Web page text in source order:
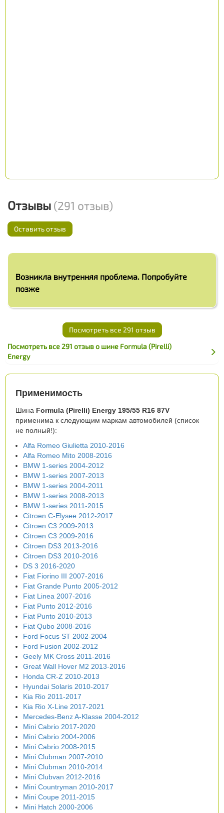
Отзывы (291 отзыв)
Оставить отзыв
Возникла внутренняя проблема. Попробуйте
позже
Посмотреть все 291 отзыв
Посмотреть все 291 отзыв о шине Formula (Pirelli)
Energy
Применимость
Шина Formula (Pirelli) Energy 195/55 R16 87V
применима к следующим маркам автомобилей (список
не полный!):
Alfa Romeo Giulietta 2010-2016
Alfa Romeo Mito 2008-2016
BMW 1-series 2004-2012
BMW 1-series 2007-2013
BMW 1-series 2004-2011
BMW 1-series 2008-2013
BMW 1-series 2011-2015
Citroen C-Elysee 2012-2017
Citroen C3 2009-2013
Citroen C3 2009-2016
Citroen DS3 2013-2016
Citroen DS3 2010-2016
DS 3 2016-2020
Fiat Fiorino III 2007-2016
Fiat Grande Punto 2005-2012
Fiat Linea 2007-2016
Fiat Punto 2012-2016
Fiat Punto 2010-2013
Fiat Qubo 2008-2016
Ford Focus ST 2002-2004
Ford Fusion 2002-2012
Geely MK Cross 2011-2016
Great Wall Hover M2 2013-2016
Honda CR-Z 2010-2013
Hyundai Solaris 2010-2017
Kia Rio 2011-2017
Kia Rio X-Line 2017-2021
Mercedes-Benz A-Klasse 2004-2012
Mini Cabrio 2017-2020
Mini Cabrio 2004-2006
Mini Cabrio 2008-2015
Mini Clubman 2007-2010
Mini Clubman 2010-2014
Mini Clubvan 2012-2016
Mini Countryman 2010-2017
Mini Coupe 2011-2015
Mini Hatch 2000-2006